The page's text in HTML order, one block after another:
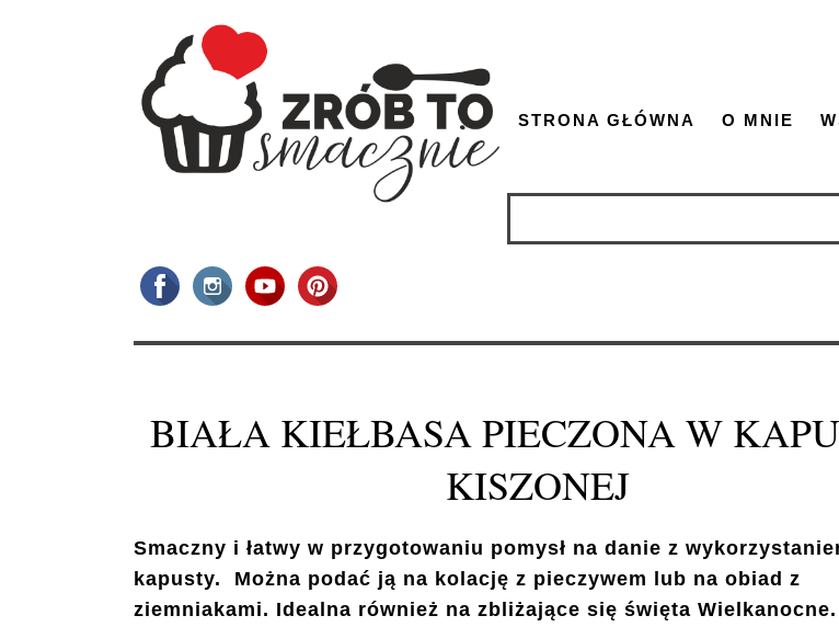
STRONA GŁÓWNA O MNIE
BIAŁA KIEŁBASA PIECZONA W
KISZONEJ
Smaczny i łatwy w przygotowaniu pomysł na danie z
kapusty. Można podać ją na kolację z pieczywem lub na obiad z
ziemniakami. Idealna również na zbliżające się święta